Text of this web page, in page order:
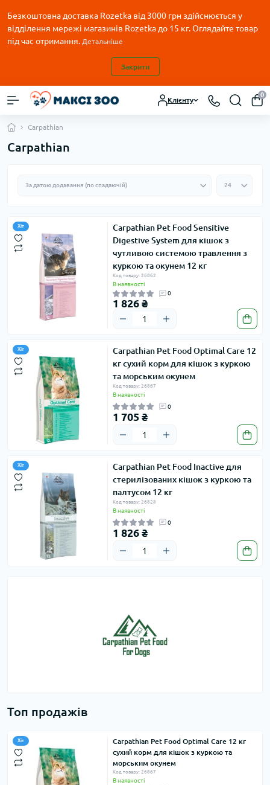
Безкоштовна доставка Rozetka від 3000 грн здійснюється у
відділення мережі магазинів Rozetka до 15 кг. Оглядайте товар
під час отримання. Детальніше
Закрити
Клієнту
0
Carpathian
Carpathian
Хіт
Carpathian Pet Food Sensitive
Digestive System для кішок з
чутливою системою травлення з
куркою та окунем 12 кг
Код товару: 26862
В наявності
0
1 826 ₴
Хіт
Carpathian Pet Food Optimal Care 12
кг сухий корм для кішок з куркою
та морським окунем
Код товару: 26867
В наявності
0
1 705 ₴
Хіт
Carpathian Pet Food Inactive для
стерилізованих кішок з куркою та
палтусом 12 кг
Код товару: 26828
В наявності
0
1 826 ₴
Топ продажів
Хіт
Carpathian Pet Food Optimal Care 12 кг
сухий корм для кішок з куркою та
морським окунем
Код товару: 26867
В наявності